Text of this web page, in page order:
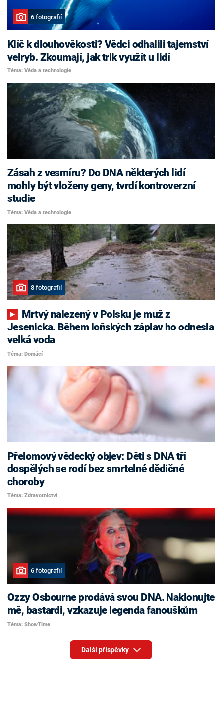
6 fotografií
Klíč k dlouhověkosti? Vědci odhalili tajemství
velryb. Zkoumají, jak trik využít u lidí
Téma: Věda a technologie
Zásah z vesmíru? Do DNA některých lidí
mohly být vloženy geny, tvrdí kontroverzní
studie
Téma: Věda a technologie
8 fotografií
Jesenicka. Během loňských záplav ho odnesla
velká voda
Téma: Domácí
Přelomový vědecký objev: Děti s DNA tří
dospělých se rodí bez smrtelné dědičné
choroby
Téma: Zdravotnictví
6 fotografií
Ozzy Osbourne prodává svou DNA. Naklonujte
mě, bastardi, vzkazuje legenda fanouškům
Téma: ShowTime
Další příspěvky